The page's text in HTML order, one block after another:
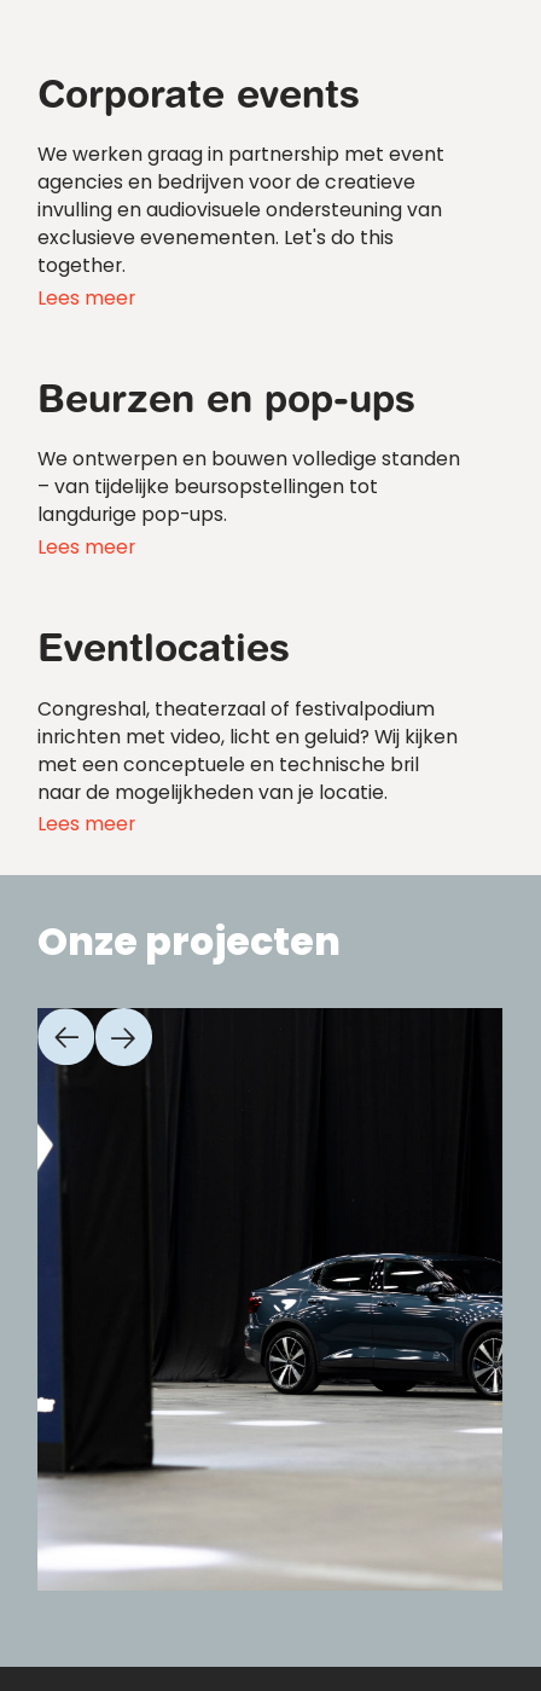
Corporate events
We werken graag in partnership met event
agencies en bedrijven voor de creatieve
invulling en audiovisuele ondersteuning van
exclusieve evenementen. Let's do this
together.
Lees meer
Beurzen en pop-ups
We ontwerpen en bouwen volledige standen
– van tijdelijke beursopstellingen tot
langdurige pop-ups.
Lees meer
Eventlocaties
Congreshal, theaterzaal of festivalpodium
inrichten met video, licht en geluid? Wij kijken
met een conceptuele en technische bril
naar de mogelijkheden van je locatie.
Lees meer
Onze projecten